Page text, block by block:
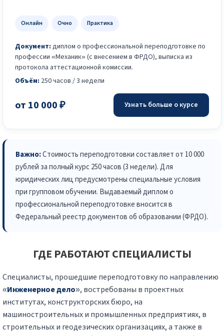
Онлайн Очно Практика
Документ: диплом о профессиональной переподготовке по
профессии «Механик» (с внесением в ФРДО), выписка из
протокола аттестационной комиссии.
Объём: 250 часов / 3 недели
от 10 000 ₽ Узнать больше о курсе
Важно:Стоимость переподготовки составляет от 10 000
рублей за полный курс 250 часов (3 недели). Для
юридических лиц предусмотрены специальные условия
при групповом обучении. Выдаваемый диплом о
профессиональной переподготовке вносится в
Федеральный реестр документов об образовании (ФРДО).
ГДЕ РАБОТАЮТ СПЕЦИАЛИСТЫ
Специалисты, прошедшие переподготовку по направлению
«Инженерное дело», востребованы в проектных
институтах, конструкторских бюро, на
машиностроительных и промышленных предприятиях, в
строительных и геодезических организациях, а также в